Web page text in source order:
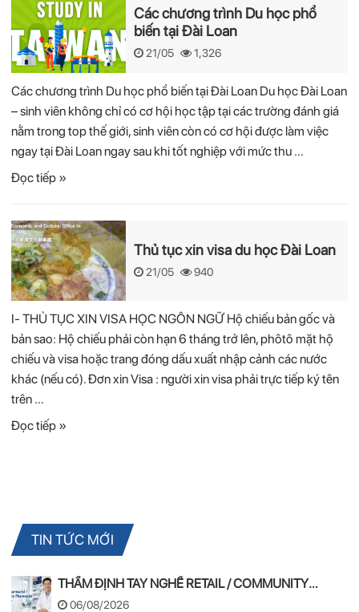
Các chương trình Du học phổ
biến tại Đài Loan
21/05 1,326
Các chương trình Du học phổ biến tại Đài Loan Du học Đài Loan
– sinh viên không chỉ có cơ hội học tập tại các trường đánh giá
nằm trong top thế giới, sinh viên còn có cơ hội được làm việc
ngay tại Đài Loan ngay sau khi tốt nghiệp với mức thu …
Đọc tiếp »
Thủ tục xin visa du học Đài Loan
21/05 940
I- THỦ TỤC XIN VISA HỌC NGÔN NGỮ Hộ chiếu bản gốc và
bản sao: Hộ chiếu phải còn hạn 6 tháng trở lên, phôtô mặt hộ
chiếu và visa hoặc trang đóng dấu xuất nhập cảnh các nước
khác (nếu có). Đơn xin Visa : người xin visa phải trực tiếp ký tên
trên …
Đọc tiếp »
TIN TỨC MỚI
THẨM ĐỊNH TAY NGHỀ RETAIL / COMMUNITY
PHARMACIST ÚC 2026 – APC & OPRA
06/08/2026